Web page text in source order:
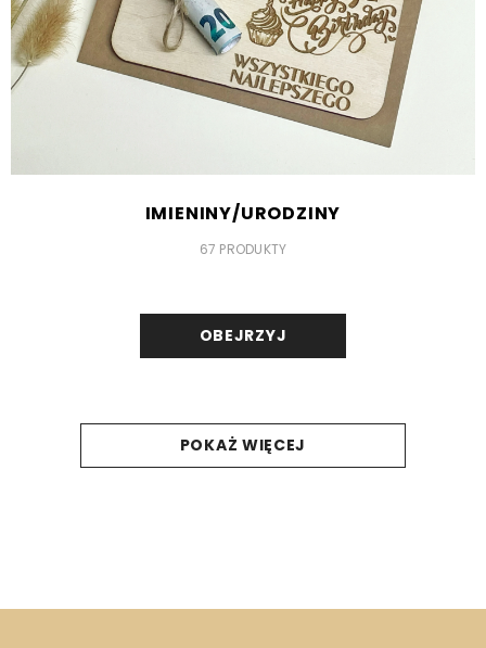
IMIENINY/URODZINY
67 PRODUKTY
OBEJRZYJ
POKAŻ WIĘCEJ